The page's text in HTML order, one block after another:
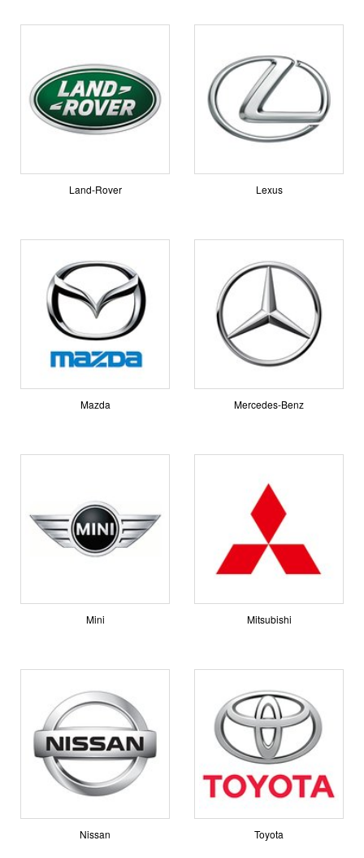
Land-Rover Lexus
Mazda Mercedes-Benz
Mini Mitsubishi
Nissan Toyota